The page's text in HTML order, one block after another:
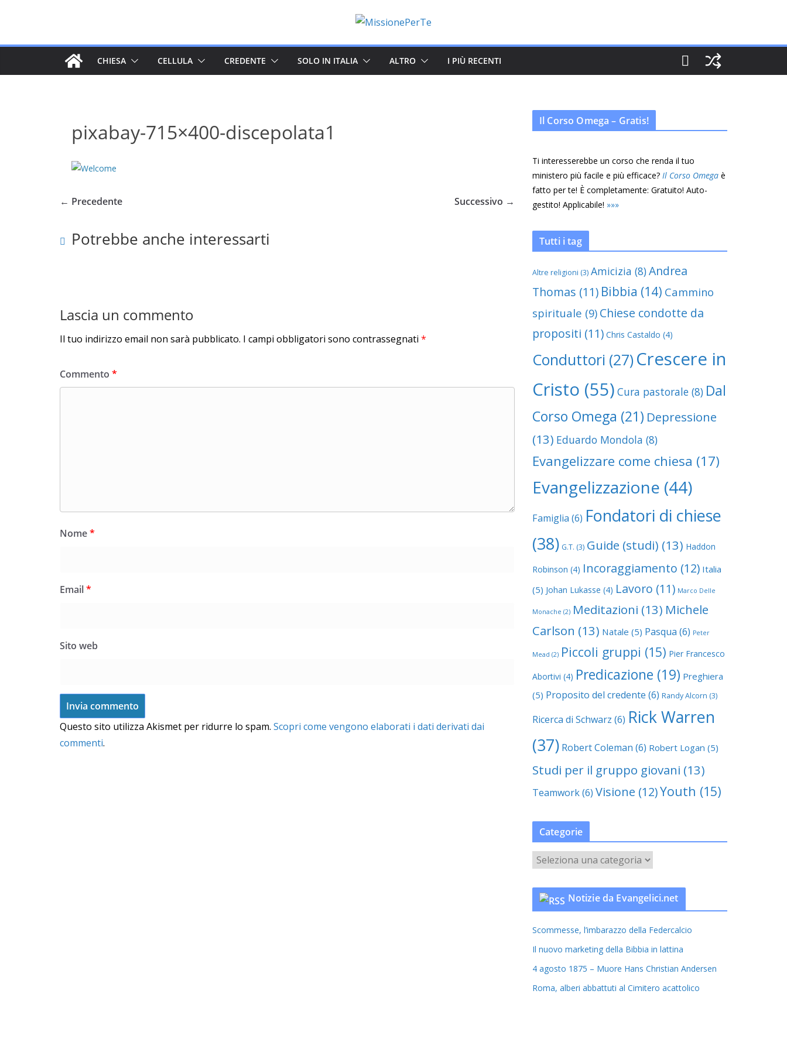
CHIESA CELLULA CREDENTE SOLO IN ITALIA ALTRO I PIÙ RECENTI
pixabay-715×400-discepolata1
← Precedente Successivo →
Potrebbe anche interessarti
Lascia un commento
Il tuo indirizzo email non sarà pubblicato. I campi obbligatori sono contrassegnati *
Commento *
Nome*
Email*
Sito web
Questo sito utilizza Akismet per ridurre lo spam. Scopri come vengono elaborati i dati derivati dai
commenti.
Il Corso Omega – Gratis!
Ti interesserebbe un corso che renda il tuo
ministero più facile e più efficace? Il Corso Omega è
fatto per te! È completamente: Gratuito! Auto-
gestito! Applicabile! »»»
Tutti i tag
Altre religioni (3) Amicizia (8)Andrea
Thomas (11) Bibbia (14) Cammino
spirituale (9) Chiese condotte da
propositi (11) Chris Castaldo (4)
Conduttori (27) Crescere in
Cristo (55) Cura pastorale (8) Dal
Corso Omega (21) Depressione
(13) Eduardo Mondola (8)
Evangelizzare come chiesa (17)
Evangelizzazione (44)
Famiglia (6) Fondatori di chiese
(38) G.T. (3) Guide (studi) (13) Haddon
Robinson (4) Incoraggiamento (12) Italia
(5) Johan Lukasse (4) Lavoro (11) Marco Delle
Monache (2) Meditazioni (13) Michele
Carlson (13) Natale (5) Pasqua (6) Peter
Mead (2) Piccoli gruppi (15) Pier Francesco
Abortivi (4) Predicazione (19) Preghiera
(5) Proposito del credente (6) Randy Alcorn (3)
Ricerca di Schwarz (6) Rick Warren
(37) Robert Coleman (6) Robert Logan (5)
Studi per il gruppo giovani (13)
Teamwork(6) Visione (12)Youth (15)
Categorie
a
t
o
r
e
Notizie da Evangelici.net
Scommesse, l’imbarazzo della Federcalcio
Il nuovo marketing della Bibbia in lattina
4 agosto 1875 – Muore Hans Christian Andersen
Roma, alberi abbattuti al Cimitero acattolico